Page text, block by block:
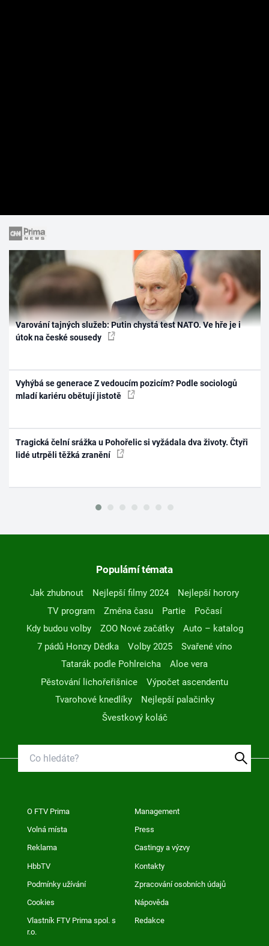
Varování tajných služeb: Putin chystá test NATO. Ve hře je i
útok na české sousedy
Vyhýbá se generace Z vedoucím pozicím? Podle sociologů
mladí kariéru obětují jistotě
Tragická čelní srážka u Pohořelic si vyžádala dva životy. Čtyři
lidé utrpěli těžká zranění
Populární témata
Jak zhubnout Nejlepší filmy 2024
Nejlepší horory
TV program
Změna času Partie
Počasí
Kdy budou volby
ZOO Nové začátky
Auto – katalog
7 pádů Honzy Dědka
Volby 2025
Svařené víno
Tatarák podle Pohlreicha
Aloe vera
Pěstování lichořeřišnice
Výpočet ascendentu
Tvarohové knedlíky
Nejlepší palačinky
Švestkový koláč
O FTV Prima Management
Volná místa Press
Reklama Castingy a výzvy
HbbTV Kontakty
Podmínky užívání Zpracování osobních údajů
Cookies Nápověda
Vlastník FTV Prima spol. s
r.o.
Redakce